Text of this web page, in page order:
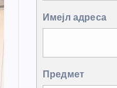
Имејл адреса
Предмет